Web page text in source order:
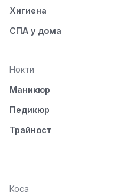
Хигиена
СПА у дома
Нокти
Маникюр
Педикюр
Трайност
Коса